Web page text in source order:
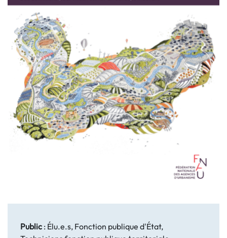
Public : Élu.e.s, Fonction publique d'État,